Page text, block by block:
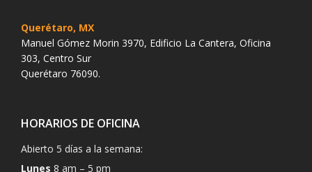
Querétaro, MX
Manuel Gómez Morin 3970, Edificio La Cantera, Oficina
303, Centro Sur
Querétaro 76090.
HORARIOS DE OFICINA
Abierto 5 días a la semana:
Lunes 8 am – 5 pm